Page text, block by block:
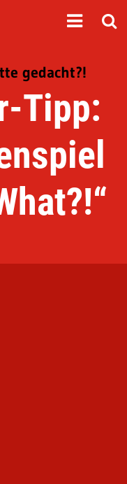
gedacht?!
Tipp: